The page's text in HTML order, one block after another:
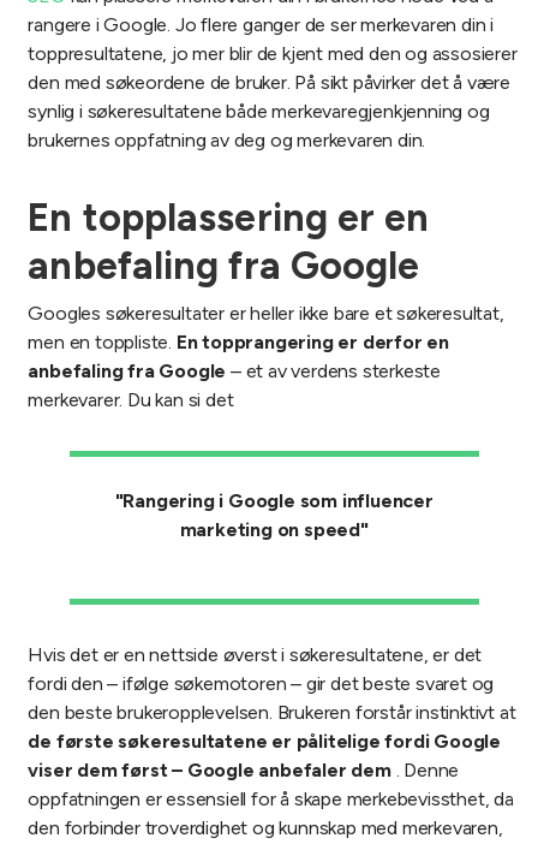
rangere i Google. Jo flere ganger de ser merkevaren din i
toppresultatene, jo mer blir de kjent med den og assosierer
den med søkeordene de bruker. På sikt påvirker det å være
synlig i søkeresultatene både merkevaregjenkjenning og
brukernes oppfatning av deg og merkevaren din.
En topplassering er en
anbefaling fra Google
Googles søkeresultater er heller ikke bare et søkeresultat,
men en toppliste. En topprangering er derfor en
anbefaling fra Google – et av verdens sterkeste
merkevarer. Du kan si det
"Rangering i Google som influencer
marketing on speed"
Hvis det er en nettside øverst i søkeresultatene, er det
fordi den – ifølge søkemotoren – gir det beste svaret og
den beste brukeropplevelsen. Brukeren forstår instinktivt at
de første søkeresultatene er pålitelige fordi Google
viser dem først – Google anbefaler dem. Denne
oppfatningen er essensiell for å skape merkebevissthet, da
den forbinder troverdighet og kunnskap med merkevaren,